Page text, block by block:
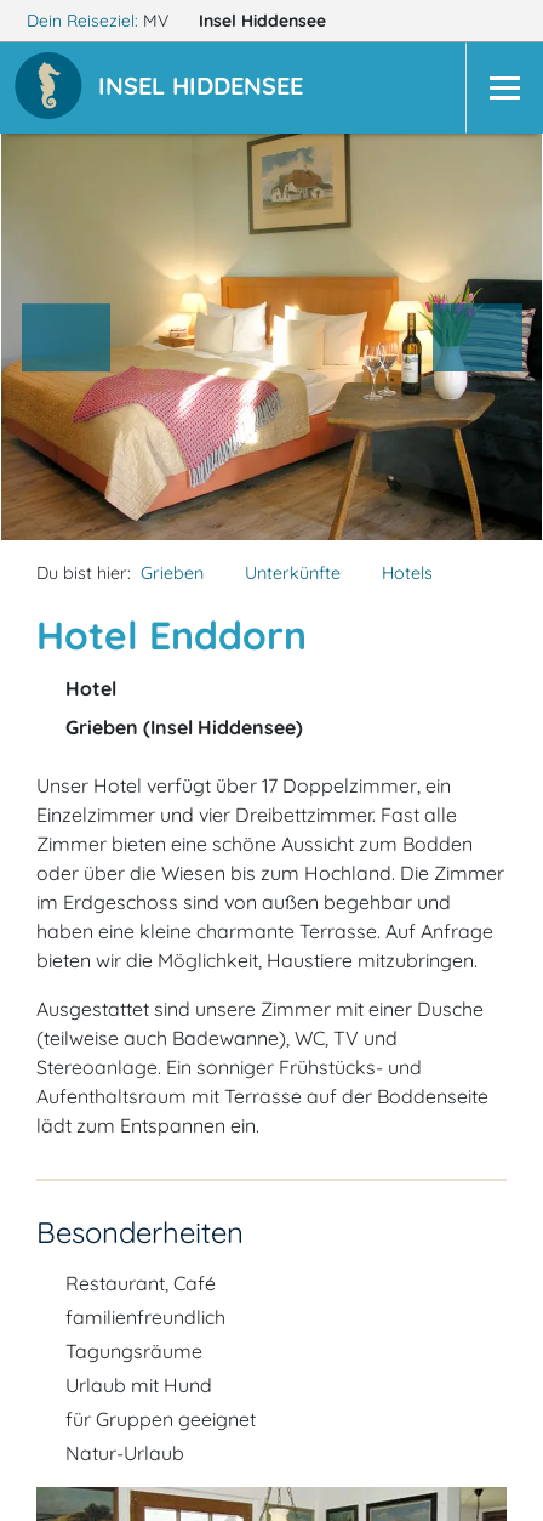
Dein Reiseziel: MV Insel Hiddensee
INSEL HIDDENSEE
Du bist hier: Grieben Unterkünfte Hotels
Hotel Enddorn
Hotel
Grieben (Insel Hiddensee)
Unser Hotel verfügt über 17 Doppelzimmer, ein
Einzelzimmer und vier Dreibettzimmer. Fast alle
Zimmer bieten eine schöne Aussicht zum Bodden
oder über die Wiesen bis zum Hochland. Die Zimmer
im Erdgeschoss sind von außen begehbar und
haben eine kleine charmante Terrasse. Auf Anfrage
bieten wir die Möglichkeit, Haustiere mitzubringen.
Ausgestattet sind unsere Zimmer mit einer Dusche
(teilweise auch Badewanne), WC, TV und
Stereoanlage. Ein sonniger Frühstücks- und
Aufenthaltsraum mit Terrasse auf der Boddenseite
lädt zum Entspannen ein.
Besonderheiten
Restaurant, Café
familienfreundlich
Tagungsräume
Urlaub mit Hund
für Gruppen geeignet
Natur-Urlaub